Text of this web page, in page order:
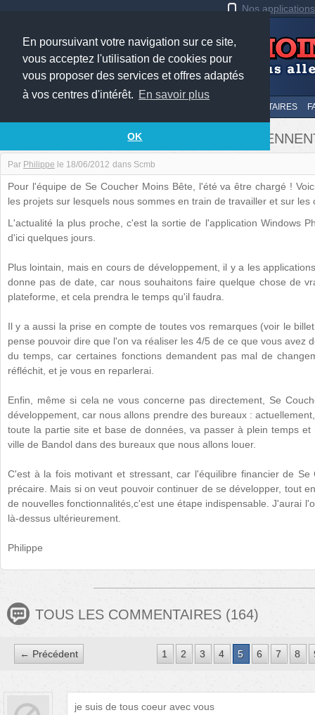
En poursuivant votre navigation sur ce site,
vous acceptez l'utilisation de cookies pour
vous proposer des services et offres adaptés
à vos centres d'intérêt. En savoir plus
OK
Nos
SUIVI DES COMMENTAIRES
QUOI DE NEUF DANS LES MOIS QUI
Par Philippe le 18/06/2012 dans Scmb
Pour l'équipe de Se Coucher Moins Bête, l'été va être chargé !
les projets sur lesquels nous sommes en train de travailler et sur les
L'actualité la plus proche, c'est la sortie de l'application Windows
d'ici quelques jours.
Plus lointain, mais en cours de développement, il y a les
donne pas de date, car nous souhaitons faire quelque chose de
plateforme, et cela prendra le temps qu'il faudra.
Il y a aussi la prise en compte de toutes vos remarques (voir le
pense pouvoir dire que l'on va réaliser les 4/5 de ce que vous avez
du temps, car certaines fonctions demandent pas mal de
réfléchit, et je vous en reparlerai.
Enfin, même si cela ne vous concerne pas directement, Se
développement, car nous allons prendre des bureaux :
toute la partie site et base de données, va passer à plein temps
ville de Bandol dans des bureaux que nous allons louer.
C'est à la fois motivant et stressant, car l'équilibre financier de Se
précaire. Mais si on veut pouvoir continuer de se développer, tout
de nouvelles fonctionnalités,c'est une étape indispensable. J'aurai
là-dessus ultérieurement.
Philippe
TOUS LES COMMENTAIRES (164)
← Précédent 1 2 3 4 5 6 7 8
je suis de tous coeur avec vous